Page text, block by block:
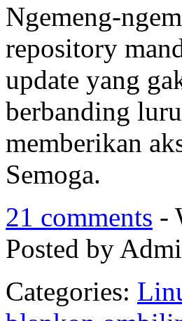
Ngemeng-
repository
update yang
berbanding
memberikan
Semoga.
21 comments -
Posted by
Categories: